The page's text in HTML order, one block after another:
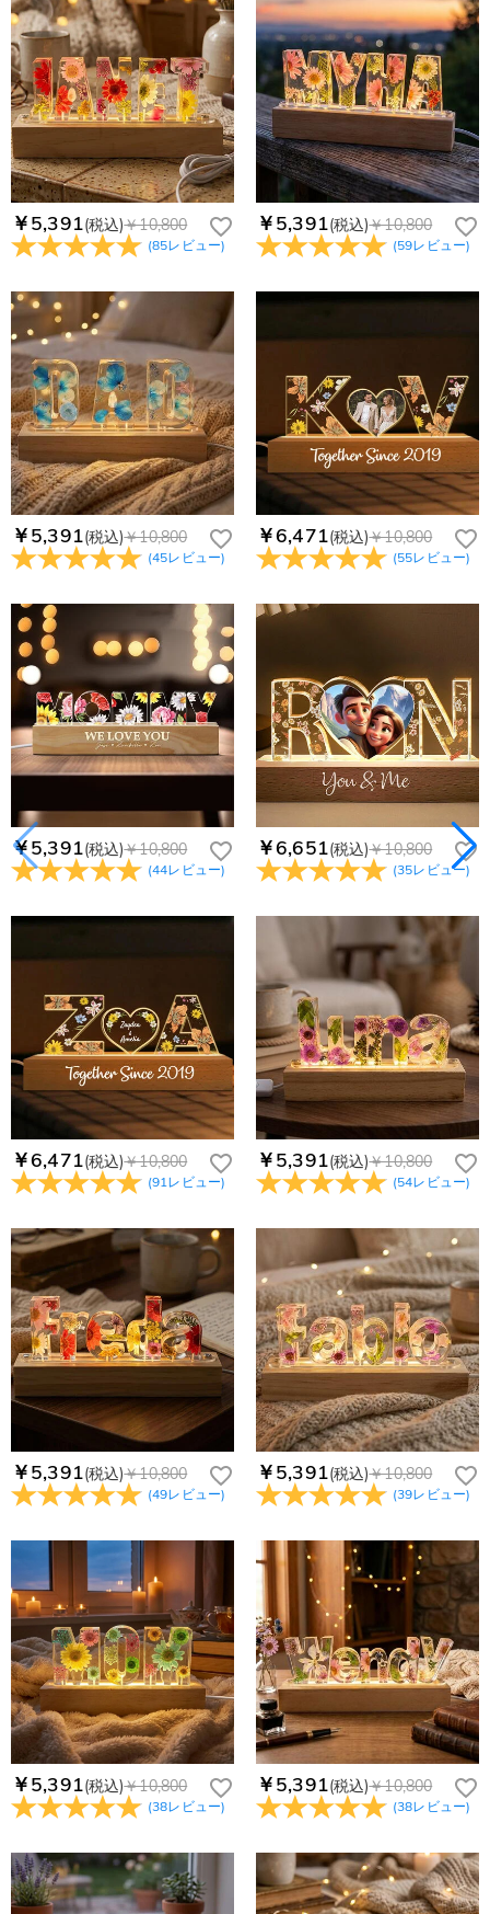
￥5,391(税込)￥10,800
(85レビュー)
￥5,391(税込)￥10,800
(59レビュー)
￥5,391(税込)￥10,800
(45レビュー)
￥6,471(税込)￥10,800
(55レビュー)
￥5,391(税込)￥10,800
(44レビュー)
￥6,651(税込)￥10,800
(35レビュー)
￥6,471(税込)￥10,800
(91レビュー)
￥5,391(税込)￥10,800
(54レビュー)
￥5,391(税込)￥10,800
(49レビュー)
￥5,391(税込)￥10,800
(39レビュー)
￥5,391(税込)￥10,800
(38レビュー)
￥5,391(税込)￥10,800
(38レビュー)